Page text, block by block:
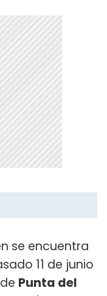
se encuentra
11 de junio
de Punta del